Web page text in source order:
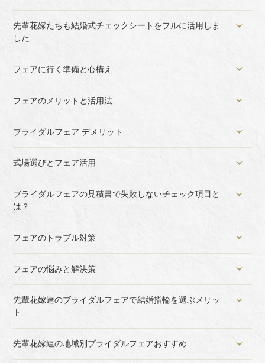
先輩花嫁たちも結婚式チェックシートをフルに活用しま
した
フェアに行く準備と心構え
フェアのメリットと活用法
ブライダルフェア デメリット
式場選びとフェア活用
ブライダルフェアの見積書で失敗しないチェック項目と
は？
フェアのトラブル対策
フェアの悩みと解決策
先輩花嫁達のブライダルフェアで結婚指輪を選ぶメリッ
ト
先輩花嫁達の地域別ブライダルフェアおすすめ